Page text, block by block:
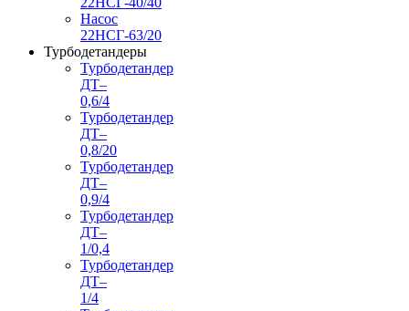
Насос
22НСГ-63/20
Турбодетандеры
Турбодетандер
ДТ–
0,6/4
Турбодетандер
ДТ–
0,8/20
Турбодетандер
ДТ–
0,9/4
Турбодетандер
ДТ–
1/0,4
Турбодетандер
ДТ–
1/4